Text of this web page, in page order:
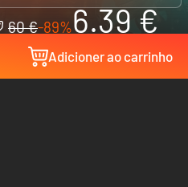
60 €-89%6.39 €
Adicioner ao carrinho